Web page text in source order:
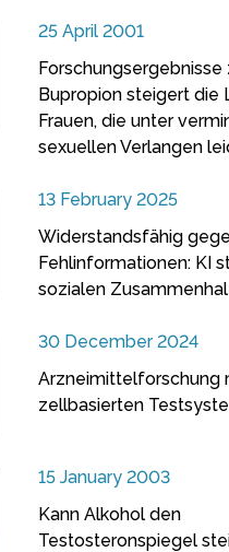
25 April 2001
Forschungsergebnisse
Bupropion steigert die
Frauen, die unter
sexuellen Verlangen
13 February 2025
Widerstandsfähig
Fehlinformationen: KI
sozialen
30 December 2024
Arzneimittelforschung
zellbasierten
15 January 2003
Kann Alkohol den
Testosteronspiegel